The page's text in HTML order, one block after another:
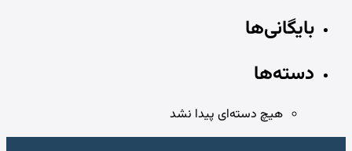
بایگانی‌ها
دسته‌ها
هیچ دسته‌ای پیدا نشد